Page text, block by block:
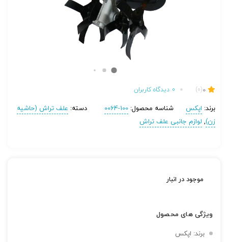
0
(0)
0 دیدگاه کاربران
برند: اپکس شناسه محصول: 100-0064 دسته: علف تراش (حاشیه
زن), لوازم جانبی علف تراش
موجود در انبار
ویژگی های محصول
برند: اپکس